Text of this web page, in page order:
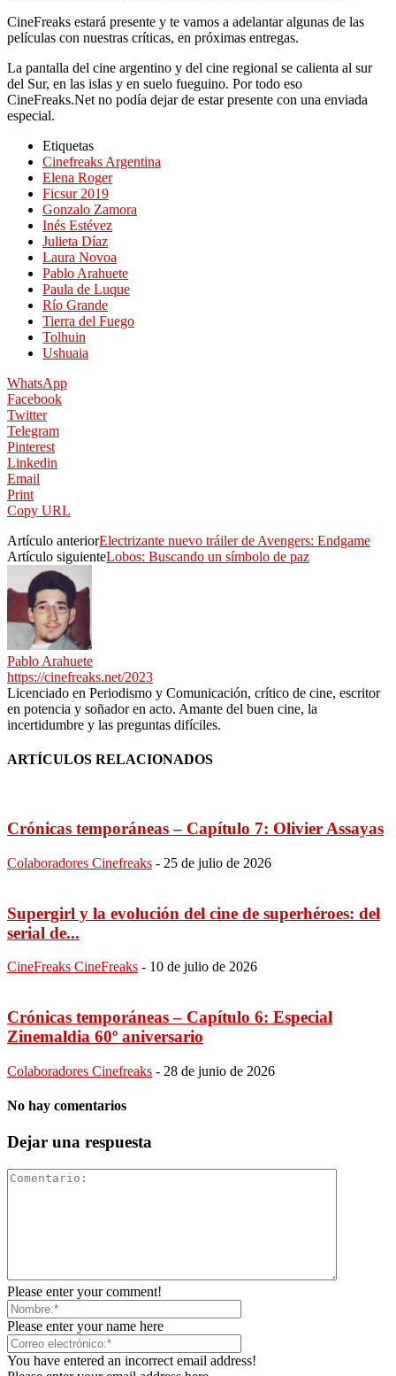
CineFreaks estará presente y te vamos a adelantar algunas de las
películas con nuestras críticas, en próximas entregas.
La pantalla del cine argentino y del cine regional se calienta al sur
del Sur, en las islas y en suelo fueguino. Por todo eso
CineFreaks.Net no podía dejar de estar presente con una enviada
especial.
Etiquetas
Cinefreaks Argentina
Elena Roger
Ficsur 2019
Gonzalo Zamora
Inés Estévez
Julieta Díaz
Laura Novoa
Pablo Arahuete
Paula de Luque
Río Grande
Tierra del Fuego
Tolhuin
Ushuaia
WhatsApp
Facebook
Twitter
Telegram
Pinterest
Linkedin
Email
Print
Copy URL
Artículo anteriorElectrizante nuevo tráiler de Avengers: Endgame
Artículo siguienteLobos: Buscando un símbolo de paz
Pablo Arahuete
https://cinefreaks.net/2023
Licenciado en Periodismo y Comunicación, crítico de cine, escritor
en potencia y soñador en acto. Amante del buen cine, la
incertidumbre y las preguntas difíciles.
ARTÍCULOS RELACIONADOS
Crónicas temporáneas – Capítulo 7: Olivier Assayas
Colaboradores Cinefreaks - 25 de julio de 2026
Supergirl y la evolución del cine de superhéroes: del
serial de...
CineFreaks CineFreaks - 10 de julio de 2026
Crónicas temporáneas – Capítulo 6: Especial
Zinemaldia 60º aniversario
Colaboradores Cinefreaks - 28 de junio de 2026
No hay comentarios
Dejar una respuesta
Please enter your comment!
Please enter your name here
You have entered an incorrect email address!